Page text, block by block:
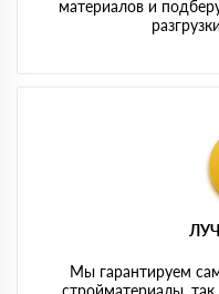
материалов и
Мы гарантируем
стройматериалы,